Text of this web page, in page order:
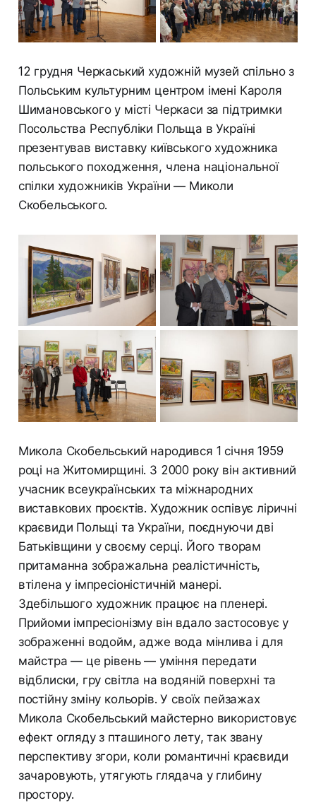
12 грудня Черкаський художній музей спільно з
Польським культурним центром імені Кароля
Шимановського у місті Черкаси за підтримки
Посольства Республіки Польща в Україні
презентував виставку київського художника
польського походження, члена національної
спілки художників України — Миколи
Скобельського.
Микола Скобельський народився 1 січня 1959
році на Житомирщині. З 2000 року він активний
учасник всеукраїнських та міжнародних
виставкових проєктів. Художник оспівує ліричні
краєвиди Польщі та України, поєднуючи дві
Батьківщини у своєму серці. Його творам
притаманна зображальна реалістичність,
втілена у імпресіоністичній манері.
Здебільшого художник працює на пленері.
Прийоми імпресіонізму він вдало застосовує у
зображенні водойм, адже вода мінлива і для
майстра — це рівень — уміння передати
відблиски, гру світла на водяній поверхні та
постійну зміну кольорів. У своїх пейзажах
Микола Скобельський майстерно використовує
ефект огляду з пташиного лету, так звану
перспективу згори, коли романтичні краєвиди
зачаровують, утягують глядача у глибину
простору.